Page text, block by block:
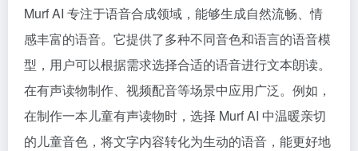
Murf AI 专注于语音合成领域，能够生成自然流畅、情
感丰富的语音。它提供了多种不同音色和语言的语音模
型，用户可以根据需求选择合适的语音进行文本朗读。
在有声读物制作、视频配音等场景中应用广泛。例如，
在制作一本儿童有声读物时，选择 Murf AI 中温暖亲切
的儿童音色，将文字内容转化为生动的语音，能更好地